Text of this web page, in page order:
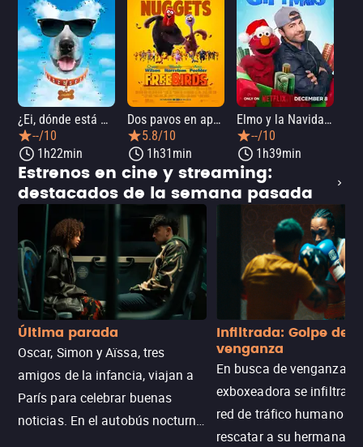
¿Ei, dónde está mi perro?
--/10
1h22min
Dos pavos en apuros
5.8/10
1h31min
Elmo y la Navidad mágica de Mark Rober
--/10
1h39min
Estrenos en cine y streaming:
destacados de la semana pasada
Última parada
Oscar, Simon y Aïssa, tres
amigos de la infancia, viajan a
París para celebrar buenas
noticias. En el autobús nocturno
Infiltrada: Golpe de
venganza
En busca de venganza,
exboxeadora se infiltra
red de tráfico humano
rescatar a su hermana